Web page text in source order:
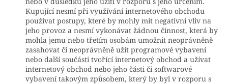
Kupující nesmí při využívání internetového obchodu
používat postupy, které by mohly mít negativní vliv na
jeho provoz a nesmí vykonávat žádnou činnost, která by
mohla jemu nebo třetím osobám umožnit neoprávněně
zasahovat či neoprávněně užít programové vybavení
nebo další součásti tvořící internetový obchod a užívat
internetový obchod nebo jeho části či softwarové
vybavení takovým způsobem, který by byl v rozporu s